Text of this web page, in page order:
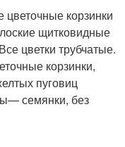
корзинки
щитковидные
цветки трубчатые.
корзинки,
пуговиц
семянки, без